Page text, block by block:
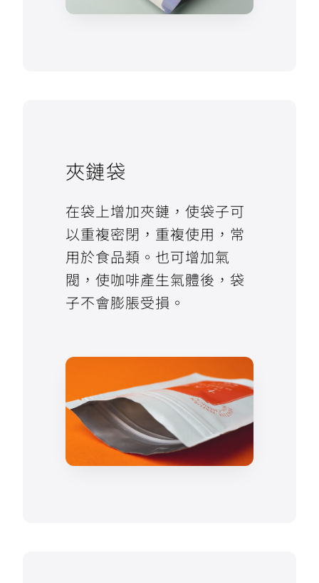
夾鏈袋
在袋上增加夾鏈，使袋子可
以重複密閉，重複使用，常
用於食品類。也可增加氣
閥，使咖啡產生氣體後，袋
子不會膨脹受損。